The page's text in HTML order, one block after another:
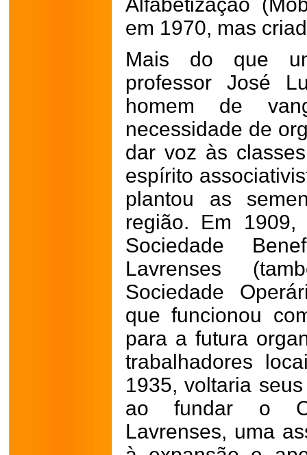
em 1970, mas
Mais do que
professor José
homem de
necessidade de
dar voz às
espírito
plantou as
região. Em
Sociedade
Lavrenses
Sociedade
que funcionou
para a futura
trabalhadores
1935, voltaria
ao fundar o
Lavrenses, uma